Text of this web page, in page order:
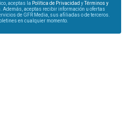
aceptas la Política de Privacidad yTérminos y
Además, aceptas recibir información u ofertas
de GFR Media, sus afiliadas o de terceros.
en cualquier momento.